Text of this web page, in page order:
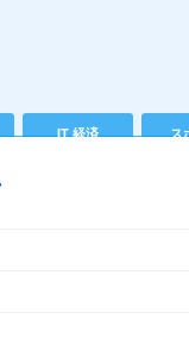
IT 経済 ス